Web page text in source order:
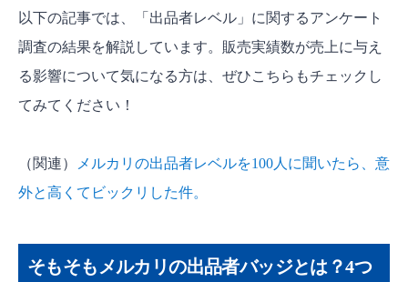
以下の記事では、「出品者レベル」に関するアンケート
調査の結果を解説しています。販売実績数が売上に与え
る影響について気になる方は、ぜひこちらもチェックし
てみてください！
（関連）
メルカリの出品者レベルを100人に聞いたら、意
外と高くてビックリした件。
そもそもメルカリの出品者バッジとは？4つ